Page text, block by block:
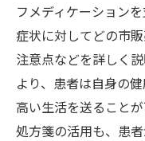
フメディケーション
症状に対してどの市
注意点などを詳しく
より、患者は自身の
高い生活を送ること
処方箋の活用も、患